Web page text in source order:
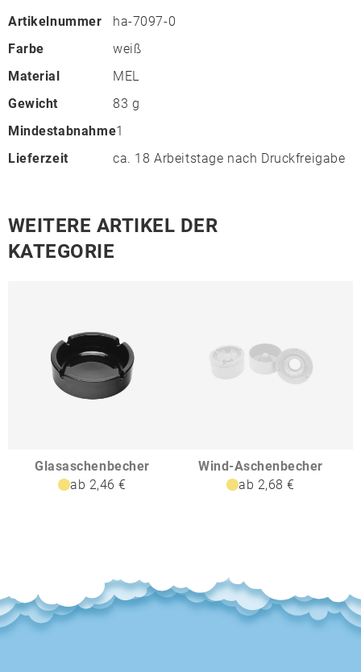
Artikelnummer
ha-7097-0
Farbe
weiß
Material
MEL
Gewicht
83 g
Mindestabnahme1
Lieferzeit
ca. 18 Arbeitstage nach Druckfreigabe
WEITERE ARTIKEL DER
KATEGORIE
Glasaschenbecher
ab 2,46 €
Wind-Aschenbecher
ab 2,68 €